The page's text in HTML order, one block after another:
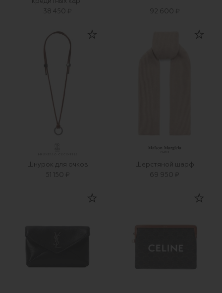
кредитных карт
38 450 ₽
92 600 ₽
Шнурок для очков
51 150 ₽
Шерстяной шарф
69 950 ₽